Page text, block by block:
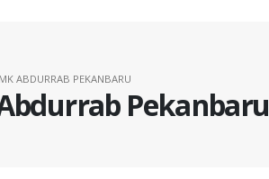
Pekanbaru
ABDURRAB PEKANBARU